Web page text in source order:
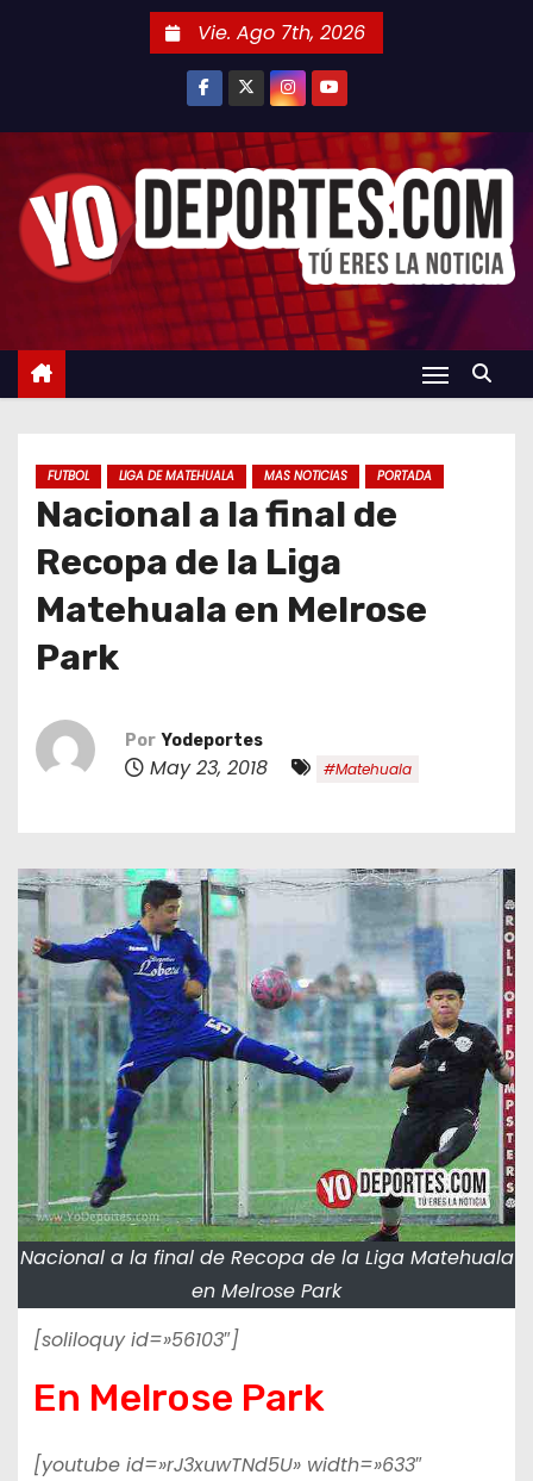
n
Vie. Ago 7th, 2026
FUTBOL LIGA DE MATEHUALA MAS NOTICIAS PORTADA
Nacional a la final de
Recopa de la Liga
Matehuala en Melrose
Park
Por Yodeportes
May 23, 2018 #Matehuala
Nacional a la final de Recopa de la Liga Matehuala
en Melrose Park
[soliloquy id=»56103″]
En Melrose Park
[youtube id=»rJ3xuwTNd5U» width=»633″